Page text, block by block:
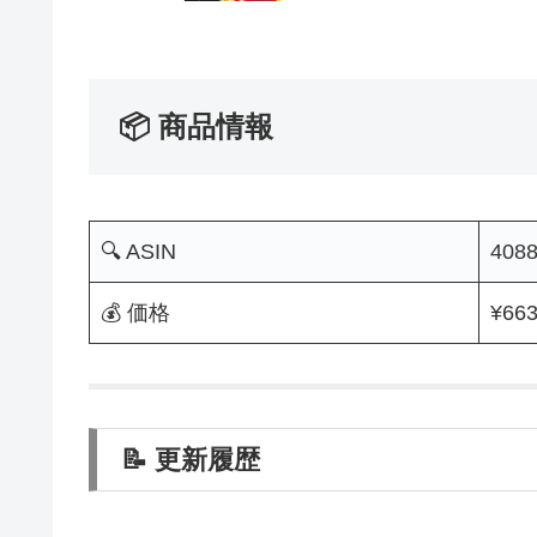
📦 商品情報
🔍 ASIN
💰 価格 ¥663
📝 更新履歴